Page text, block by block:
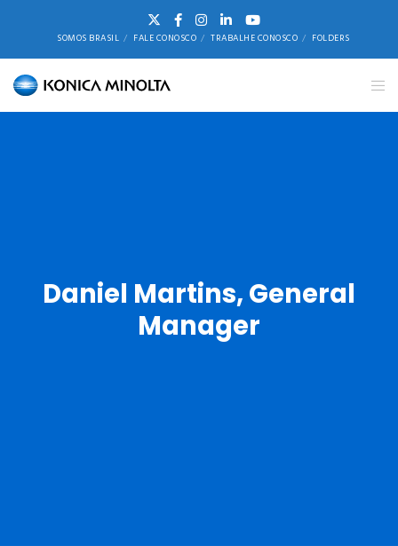
SOMOS BRASIL FALE CONOSCO TRABALHE CONOSCO FOLDERS
Daniel Martins, General
Manager